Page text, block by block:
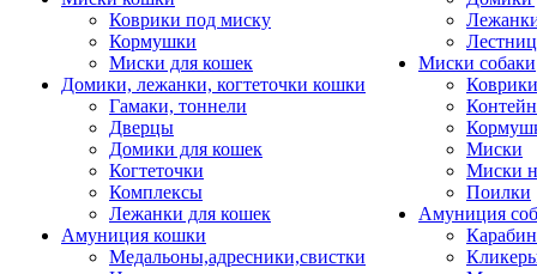
Коврики под миску
Кормушки
Миски для кошек
Домики, лежанки, когтеточки кошки
Гамаки, тоннели
Дверцы
Домики для кошек
Когтеточки
Комплексы
Лежанки для кошек
Амуниция кошки
Медальоны,адресники,свистки
Миски собаки
Миски
Миски
Поилки
Амуниция